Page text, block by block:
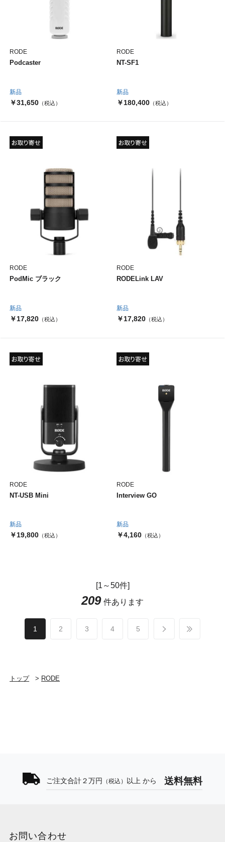
新品
RODE
Podcaster
￥31,650 （税込）
新品
RODE
NT-SF1
￥180,400（税込）
新品
RODE
PodMic ブラック
￥17,820 （税込）
新品
RODE
RODELink LAV
￥17,820（税込）
新品
RODE
NT-USB Mini
￥19,800 （税込）
新品
RODE
Interview GO
￥4,160（税込）
[1～50件]
209 件あります
1 2 3 4 5
トップ > RODE
ご注文合計２万円 （税込） 以上 から 送料無料
お問い合わせ